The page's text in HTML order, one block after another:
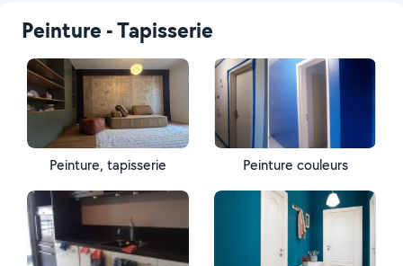
Peinture - Tapisserie
Peinture, tapisserie Peinture couleurs